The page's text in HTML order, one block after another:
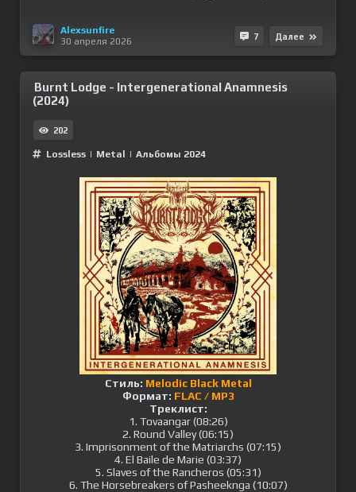
Alexsunfire
30 апреля 2026
7 Далее
Burnt Lodge - Intergenerational Anamnesis
(2024)
202
Lossless | Metal | Альбомы 2024
Стиль: Melodic Black Metal
Формат: FLAC / MP3
Треклист:
1. Tovaangar (08:26)
2. Round Valley (06:15)
3. Imprisonment of the Matriarchs (07:15)
4. El Baile de Marie (03:37)
5. Slaves of the Rancheros (05:31)
6. The Horsebreakers of Pasheeknga (10:07)